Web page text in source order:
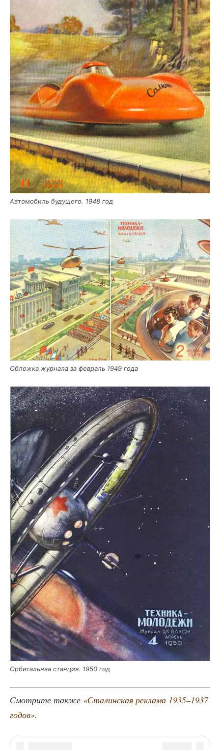
Авто­мо­биль буду­ще­го. 1948 год
Облож­ка жур­на­ла за фев­раль 1949 года
Орби­таль­ная стан­ция. 1950 год
Смот­ри­те так­же «Ста­лин­ская рекла­ма 1935–1937
годов».